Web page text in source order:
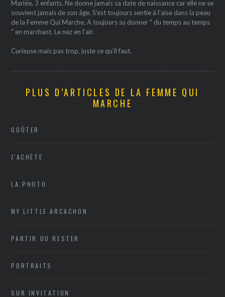
Mariée, 3 enfants. Ne donne jamais sa date de naissance car elle ne se
souvient jamais de son âge. S'est toujours sentie à l'aise dans la peau
de la Femme Qui Marche. A toujours su donner " du temps au temps
" en marchant. Le nez en l'air.
Curieuse mais pas trop, juste ce qu'il faut.
PLUS D’ARTICLES DE LA FEMME QUI
MARCHE
GOÛTER
J'ACHÈTE
LA PHOTO
MY LITTLE ARCACHON
PARTIR OU RESTER
PORTRAITS
SUR INVITATION